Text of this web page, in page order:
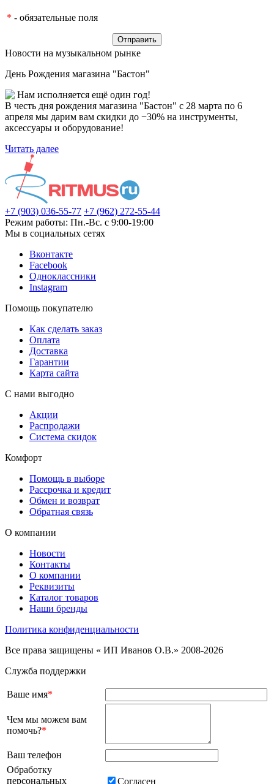
* - обязательные поля
Новости на музыкальном рынке
День Рождения магазина "Бастон"
Нам исполняется ещё один год!
В честь дня рождения магазина "Бастон" с 28 марта по 6
апреля мы дарим вам скидки до −30% на инструменты,
аксессуары и оборудование!
Читать далее
+7 (903) 036-55-77 +7 (962) 272-55-44
Режим работы: Пн.-Вс. с 9:00-19:00
Мы в социальных сетях
Вконтакте
Facebook
Одноклассники
Instagram
Помощь покупателю
Как сделать заказ
Оплата
Доставка
Гарантии
Карта сайта
С нами выгодно
Акции
Распродажи
Система скидок
Комфорт
Помощь в выборе
Рассрочка и кредит
Обмен и возврат
Обратная связь
О компании
Новости
Контакты
О компании
Реквизиты
Каталог товаров
Наши бренды
Политика конфиденциальности
Все права защищены « ИП Иванов О.В.» 2008-2026
Служба поддержки
Ваше имя*
Чем мы можем вам
помочь?*
Ваш телефон
Обработку
персональных
Согласен